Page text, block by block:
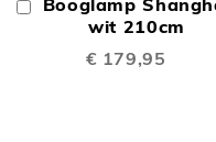
Booglamp
wit 210cm
€ 179,95
In
Winkelwagen